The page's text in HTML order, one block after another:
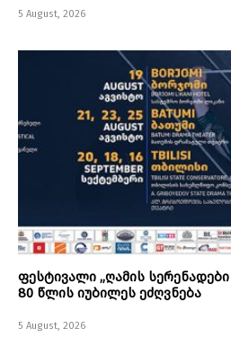
5 August, 2026
ფესტივალი „ღამის სერენადები
80 წლის იუბილეს ეძღვნება
5 August, 2026